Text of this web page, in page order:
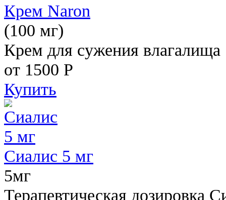
Крем Naron
(100 мг)
Крем для сужения влагалища
от 1500 Р
Купить
Сиалис 5 мг
5мг
Терапевтическая дозировка